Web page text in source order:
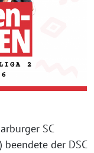
SC
der DSC